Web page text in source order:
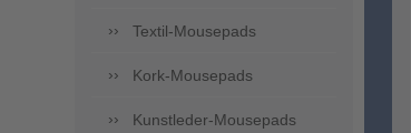
Textil-Mousepads
Kork-Mousepads
Kunstleder-Mousepads